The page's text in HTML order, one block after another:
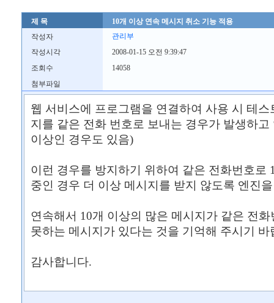
제 목
10개 이상 연속 메시지 취소 기능 적용
작성자
관리부
작성시각
2008-01-15 오전 9:39:47
조회수
14058
첨부파일